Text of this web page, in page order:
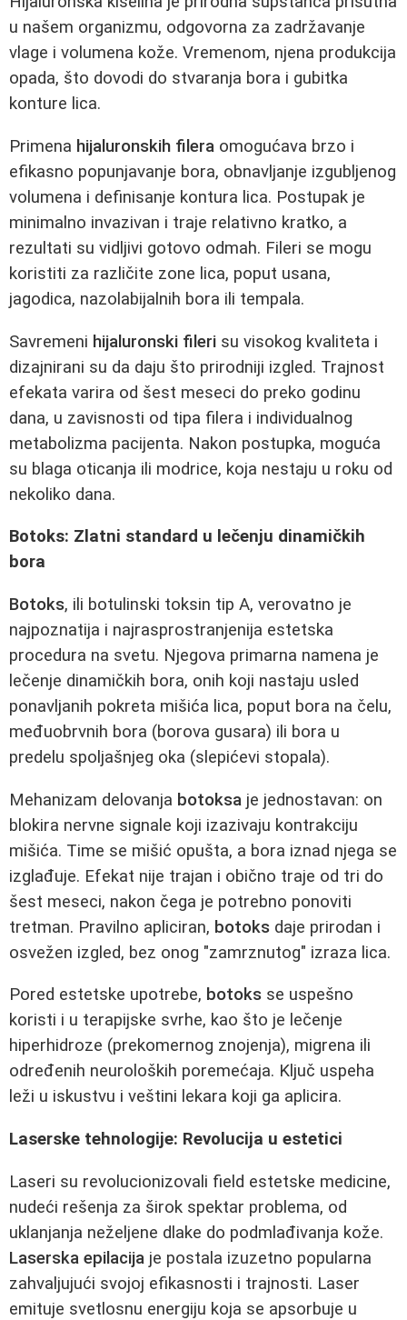
u našem organizmu, odgovorna za zadržavanje
vlage i volumena kože. Vremenom, njena produkcija
opada, što dovodi do stvaranja bora i gubitka
konture lica.
Primena hijaluronskih filera omogućava brzo i
efikasno popunjavanje bora, obnavljanje izgubljenog
volumena i definisanje kontura lica. Postupak je
minimalno invazivan i traje relativno kratko, a
rezultati su vidljivi gotovo odmah. Fileri se mogu
koristiti za različite zone lica, poput usana,
jagodica, nazolabijalnih bora ili tempala.
Savremeni hijaluronski fileri su visokog kvaliteta i
dizajnirani su da daju što prirodniji izgled. Trajnost
efekata varira od šest meseci do preko godinu
dana, u zavisnosti od tipa filera i individualnog
metabolizma pacijenta. Nakon postupka, moguća
su blaga oticanja ili modrice, koja nestaju u roku od
nekoliko dana.
Botoks: Zlatni standard u lečenju dinamičkih
bora
Botoks, ili botulinski toksin tip A, verovatno je
najpoznatija i najrasprostranjenija estetska
procedura na svetu. Njegova primarna namena je
lečenje dinamičkih bora, onih koji nastaju usled
ponavljanih pokreta mišića lica, poput bora na čelu,
međuobrvnih bora (borova gusara) ili bora u
predelu spoljašnjeg oka (slepićevi stopala).
Mehanizam delovanja botoksa je jednostavan: on
blokira nervne signale koji izazivaju kontrakciju
mišića. Time se mišić opušta, a bora iznad njega se
izglađuje. Efekat nije trajan i obično traje od tri do
šest meseci, nakon čega je potrebno ponoviti
tretman. Pravilno apliciran, botoks daje prirodan i
osvežen izgled, bez onog "zamrznutog" izraza lica.
Pored estetske upotrebe, botoks se uspešno
koristi i u terapijske svrhe, kao što je lečenje
hiperhidroze (prekomernog znojenja), migrena ili
određenih neuroloških poremećaja. Ključ uspeha
leži u iskustvu i veštini lekara koji ga aplicira.
Laserske tehnologije: Revolucija u estetici
Laseri su revolucionizovali field estetske medicine,
nudeći rešenja za širok spektar problema, od
uklanjanja neželjene dlake do podmlađivanja kože.
Laserska epilacija je postala izuzetno popularna
zahvaljujući svojoj efikasnosti i trajnosti. Laser
emituje svetlosnu energiju koja se apsorbuje u